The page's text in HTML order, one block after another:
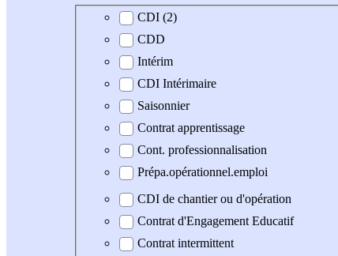
Type de contrat
CDI (2)
CDD
Intérim
CDI Intérimaire
Saisonnier
Contrat apprentissage
Cont. professionnalisation
Prépa.opérationnel.emploi
CDI de chantier ou d'opération
Contrat d'Engagement Educatif
Contrat intermittent